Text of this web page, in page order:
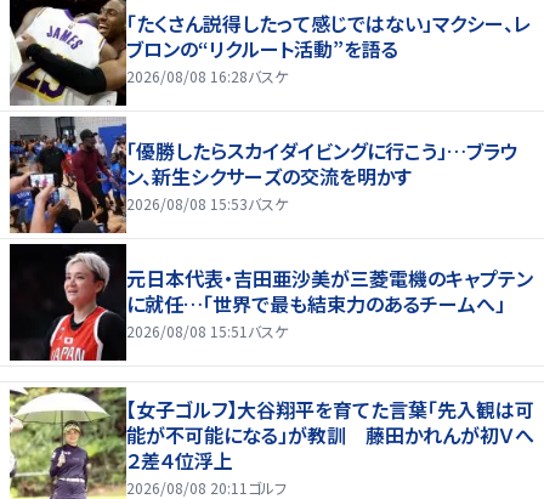
「たくさん説得したって感じではない」マクシー、レ
ブロンの“リクルート活動”を語る
2026/08/08 16:28バスケ
「優勝したらスカイダイビングに行こう」…ブラウ
ン、新生シクサーズの交流を明かす
2026/08/08 15:53バスケ
元日本代表・吉田亜沙美が三菱電機のキャプテン
に就任…「世界で最も結束力のあるチームへ」
2026/08/08 15:51 バスケ
【女子ゴルフ】大谷翔平を育てた言葉「先入観は可
能が不可能になる」が教訓 藤田かれんが初Ｖへ
２差４位浮上
2026/08/08 20:11 ゴルフ